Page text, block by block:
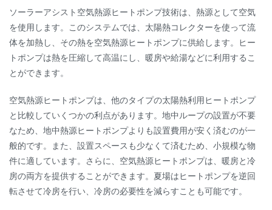
ソーラーアシスト空気熱源ヒートポンプ技術は、熱源として空気
を使用します。このシステムでは、太陽熱コレクターを使って流
体を加熱し、その熱を空気熱源ヒートポンプに供給します。ヒー
トポンプは熱を圧縮して高温にし、暖房や給湯などに利用するこ
とができます。
空気熱源ヒートポンプは、他のタイプの太陽熱利用ヒートポンプ
と比較していくつかの利点があります。地中ループの設置が不要
なため、地中熱源ヒートポンプよりも設置費用が安く済むのが一
般的です。また、設置スペースも少なくて済むため、小規模な物
件に適しています。さらに、空気熱源ヒートポンプは、暖房と冷
房の両方を提供することができます。夏場はヒートポンプを逆回
転させて冷房を行い、冷房の必要性を減らすことも可能です。